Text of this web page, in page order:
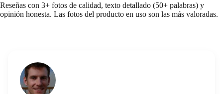
Reseñas con 3+ fotos de calidad, texto detallado (50+ palabras) y
opinión honesta. Las fotos del producto en uso son las más valoradas.